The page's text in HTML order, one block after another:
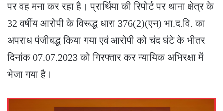
पर वह मना कर रहा है। प्रार्थिया की रिपोर्ट पर थाना क्षेत्र के
32 वर्षीय आरोपी के विरूद्ध धारा 376(2)(एन) भा.द.वि. का
अपराध पंजीबद्ध किया गया एवं आरोपी को चंद घंटे के भीतर
दिनांक 07.07.2023 को गिरफ्तार कर न्यायिक अभिरक्षा में
भेजा गया है।